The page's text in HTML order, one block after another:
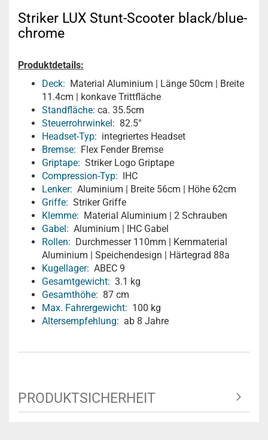
Striker LUX Stunt-Scooter black/blue-
chrome
Produktdetails:
Deck: Material Aluminium | Länge 50cm | Breite
11.4cm | konkave Trittfläche
Standfläche: ca. 35.5cm
Steuerrohrwinkel: 82.5°
Headset-Typ: integriertes Headset
Bremse: Flex Fender Bremse
Griptape: Striker Logo Griptape
Compression-Typ: IHC
Lenker: Aluminium | Breite 56cm | Höhe 62cm
Griffe: Striker Griffe
Klemme: Material Aluminium | 2 Schrauben
Gabel: Aluminium | IHC Gabel
Rollen: Durchmesser 110mm | Kernmaterial
Aluminium | Speichendesign | Härtegrad 88a
Kugellager: ABEC 9
Gesamtgewicht: 3.1 kg
Gesamthöhe: 87 cm
Max. Fahrergewicht: 100 kg
Altersempfehlung: ab 8 Jahre
PRODUKTSICHERHEIT